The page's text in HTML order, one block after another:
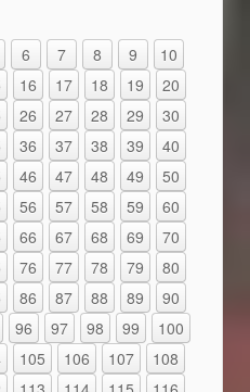
6 7 8 9
10
16 17 18 19
20
26 27 28 29
30
36 37 38 39
40
46 47 48 49
50
56 57 58 59
60
66 67 68 69
70
76 77 78 79
80
86 87 88 89
90
96 97 98 99
100
105 106 107
108